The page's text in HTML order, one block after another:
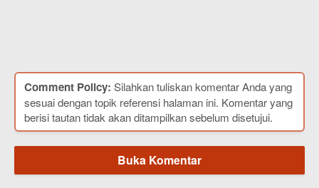
Comment Policy: Silahkan tuliskan komentar Anda yang
sesuai dengan topik referensi halaman ini. Komentar yang
berisi tautan tidak akan ditampilkan sebelum disetujui.
Buka Komentar